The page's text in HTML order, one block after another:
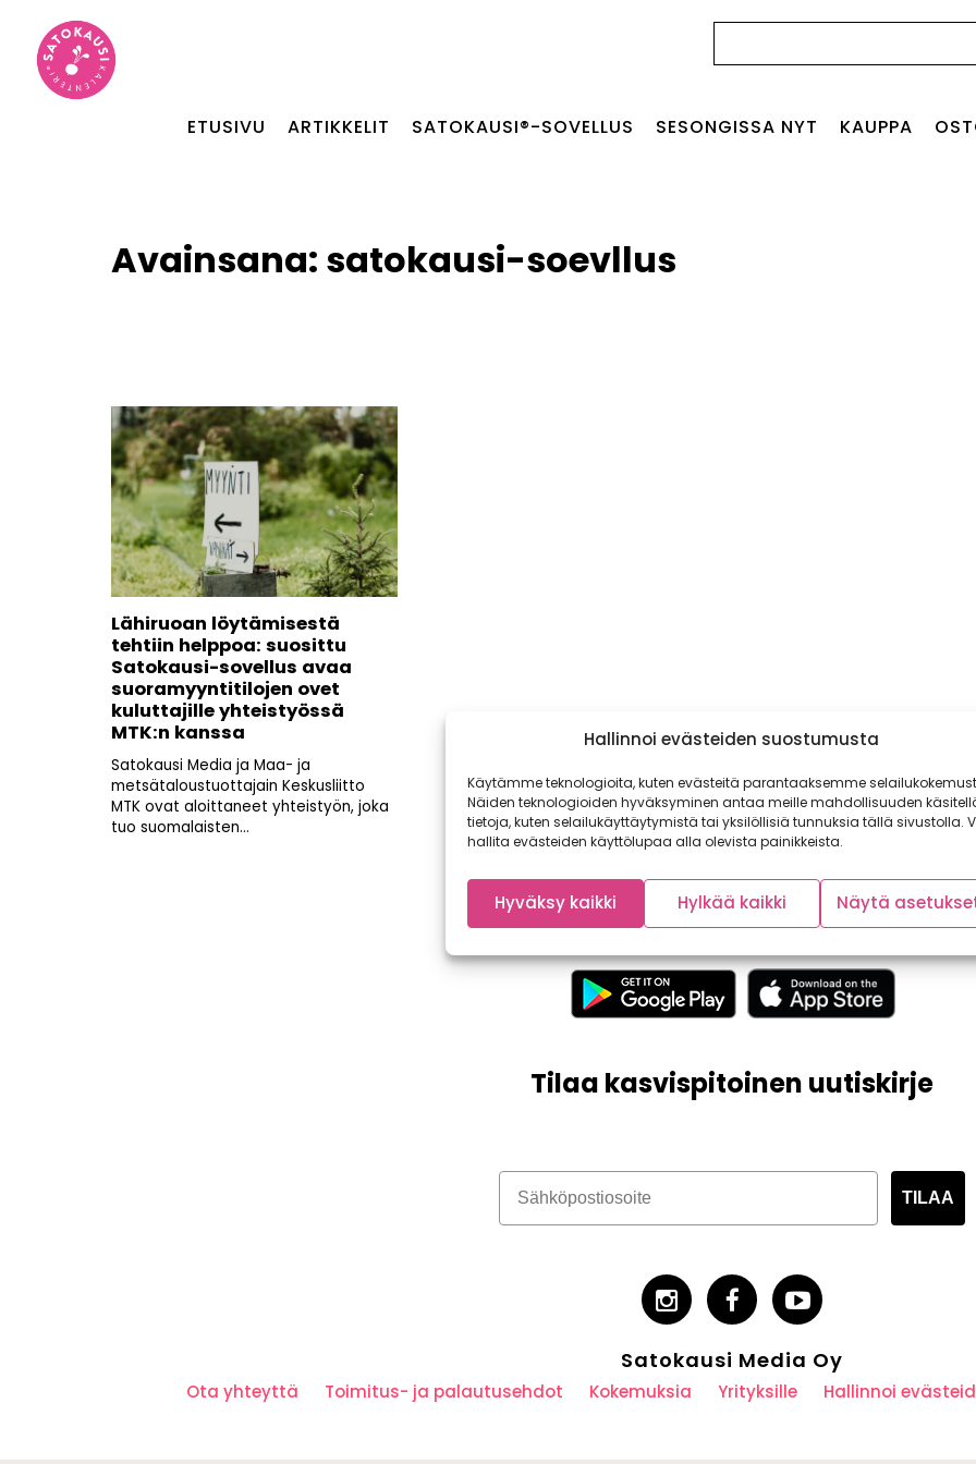
Hallinnoi evästeiden suostumusta
Käytämme teknologioita, kuten evästeitä parantaaksemme
Näiden teknologioiden hyväksyminen antaa meille mahdollisuuden
tietoja, kuten selailukäyttäytymistä tai yksilöllisiä tunnuksia tällä sivustolla.
hallita evästeiden käyttölupaa alla olevista painikkeista.
Hyväksy kaikki Hylkää kaikki Näytä
ETUSIVU ARTIKKELIT SATOKAUSI®-SOVELLUS SESONGISSA NYT KAUPPA
Avainsana: satokausi-soevllus
Lähiruoan löytämisestä
tehtiin helppoa: suosittu
Satokausi-sovellus avaa
suoramyyntitilojen ovet
kuluttajille yhteistyössä
MTK:n kanssa
Satokausi Media ja Maa- ja
metsätaloustuottajain Keskusliitto
MTK ovat aloittaneet yhteistyön, joka
tuo suomalaisten...
Tilaa kasvispitoinen uutiskirje
TILAA
Satokausi Media Oy
Ota yhteyttä Toimitus- ja palautusehdot Kokemuksia Yrityksille Hallinnoi